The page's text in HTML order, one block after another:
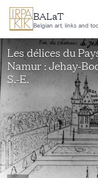
Skip to main content
BALaT
Belgian art, links and
Les délices du
Namur : Jehay-
S.-E.